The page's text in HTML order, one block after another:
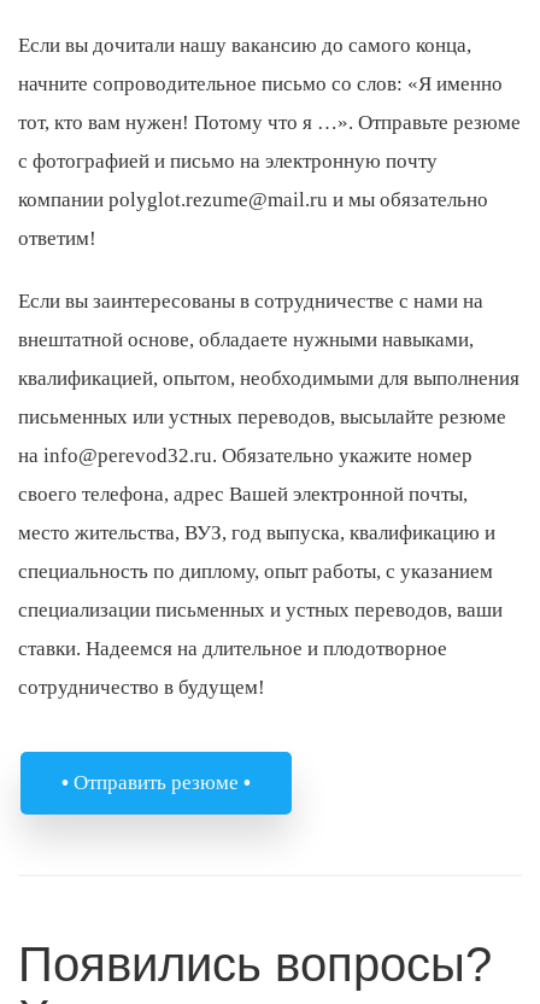
Если вы дочитали нашу вакансию до самого конца,
начните сопроводительное письмо со слов: «Я именно
тот, кто вам нужен! Потому что я …». Отправьте резюме
с фотографией и письмо на электронную почту
компании polyglot.rezume@mail.ru и мы обязательно
ответим!
Если вы заинтересованы в сотрудничестве с нами на
внештатной основе, обладаете нужными навыками,
квалификацией, опытом, необходимыми для выполнения
письменных или устных переводов, высылайте резюме
на info@perevod32.ru. Обязательно укажите номер
своего телефона, адрес Вашей электронной почты,
место жительства, ВУЗ, год выпуска, квалификацию и
специальность по диплому, опыт работы, с указанием
специализации письменных и устных переводов, ваши
ставки. Надеемся на длительное и плодотворное
сотрудничество в будущем!
• Отправить резюме •
Появились вопросы?